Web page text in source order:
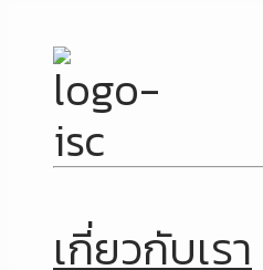
เกี่ยวกับเรา